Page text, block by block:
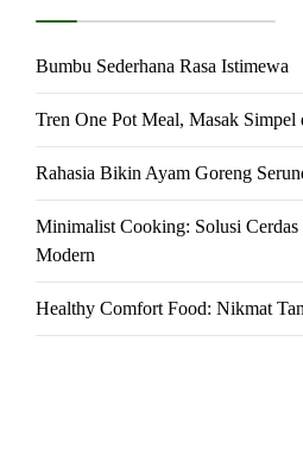
Bumbu Sederhana Rasa Istimewa
Tren One Pot Meal, Masak Simpel
Rahasia Bikin Ayam Goreng
Minimalist Cooking: Solusi Cerdas
Modern
Healthy Comfort Food: Nikmat